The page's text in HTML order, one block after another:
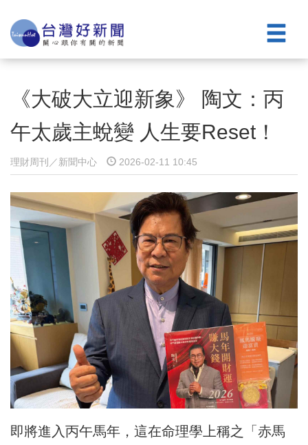
《大破大立迎新象》 陶文：丙
午太歲主蛻變 人生要Reset！
理財周刊／新聞中心 2026-02-11 10:45
即將進入丙午馬年，這在命理學上稱之「赤馬